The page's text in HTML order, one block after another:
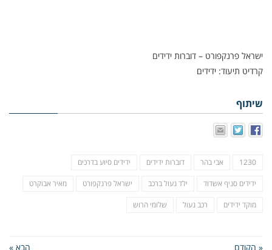
ישראל פרנקפורט – דוברות ידידים
קרדיט תיעוד: ידידים
שיתוף
1230 אבי בהר דוברות ידידים ידידים סיוע בדרכים
ידידים סניף אשדוד ילד נעול ברכב ישראל פרנקפורט מאיר אבוקרט
מוקד ידידים רכב נעול שלומי הרוש
« הקודם הבא »